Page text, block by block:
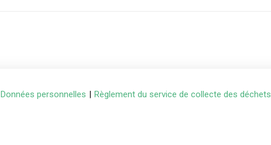
Données personnelles | Règlement du service de collecte des déchets